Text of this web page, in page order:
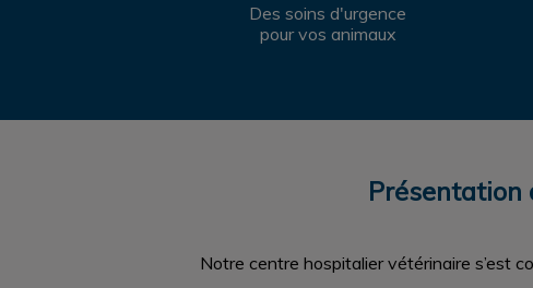
Des soins d'urgence
pour vos animaux
Présentation
Notre centre hospitalier vétérinaire s’est